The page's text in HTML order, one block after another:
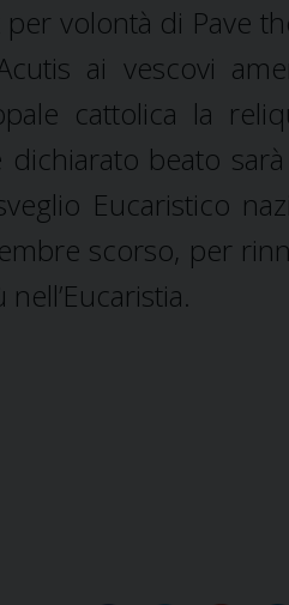
volontà di Pave
ai vescovi
cattolica la
dichiarato beato
Eucaristico
scorso, per